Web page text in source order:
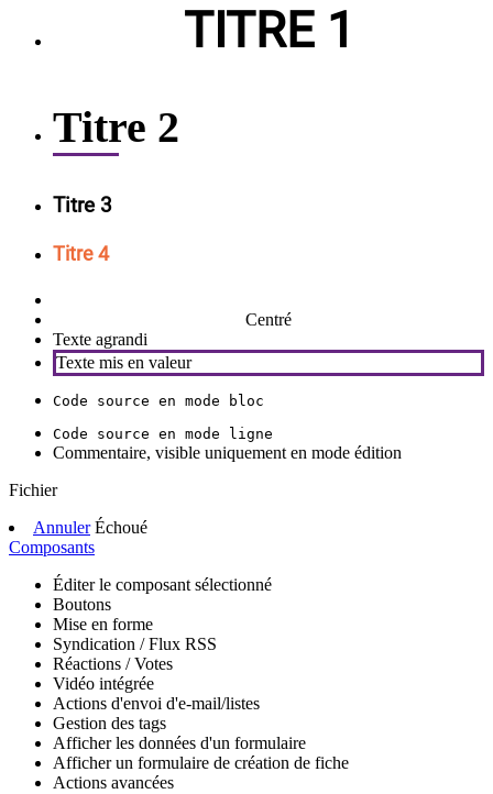
TITRE 1
Titre 2
Titre 3
Titre 4
Centré
Texte agrandi
Texte mis en valeur
Code source en mode bloc
Code source en mode ligne
Commentaire, visible uniquement en mode édition
Fichier
Annuler Échoué
Composants
Éditer le composant sélectionné
Boutons
Mise en forme
Syndication / Flux RSS
Réactions / Votes
Vidéo intégrée
Actions d'envoi d'e-mail/listes
Gestion des tags
Afficher les données d'un formulaire
Afficher un formulaire de création de fiche
Actions avancées